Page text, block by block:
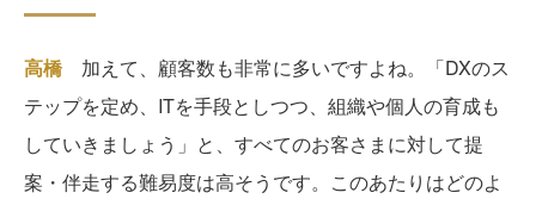
高橋 加えて、顧客数も非常に多いですよね。「DXのス
テップを定め、ITを手段としつつ、組織や個人の育成も
していきましょう」と、すべてのお客さまに対して提
案・伴走する難易度は高そうです。このあたりはどのよ